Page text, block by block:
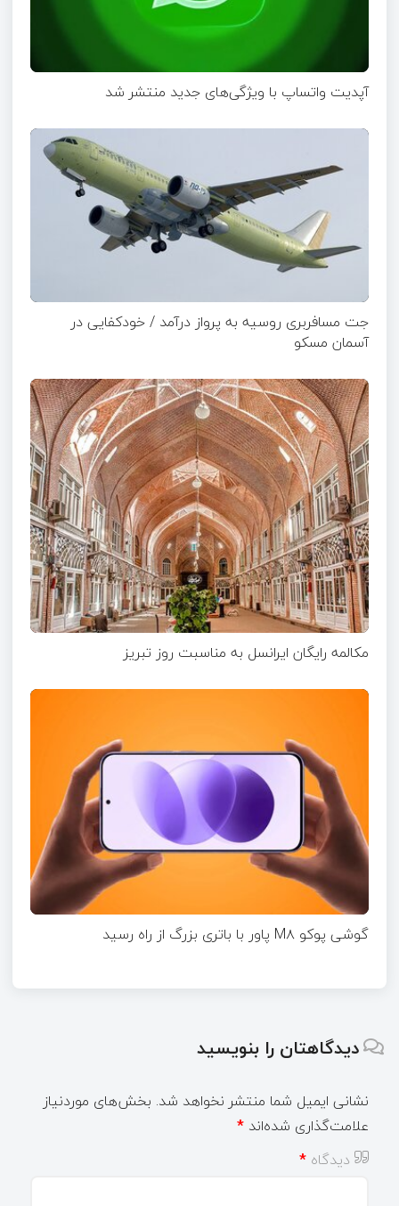
آپدیت‌ واتساپ با ویژگی‌های جدید منتشر شد
جت مسافربری روسیه به پرواز درآمد / خودکفایی در
آسمان مسکو
مکالمه رایگان ایرانسل به مناسبت روز تبریز
گوشی پوکو M۸ پاور با باتری بزرگ از راه رسید
دیدگاهتان را بنویسید
نشانی ایمیل شما منتشر نخواهد شد. بخش‌های موردنیاز
علامت‌گذاری شده‌اند *
دیدگاه *